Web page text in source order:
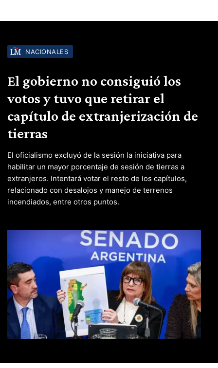
NACIONALES
El gobierno no consiguió los
votos y tuvo que retirar el
capítulo de extranjerización de
tierras
El oficialismo excluyó de la sesión la iniciativa para
habilitar un mayor porcentaje de sesión de tierras a
extranjeros. Intentará votar el resto de los capítulos,
relacionado con desalojos y manejo de terrenos
incendiados, entre otros puntos.